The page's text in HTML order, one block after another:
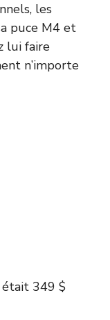
les
puce M4 et
lui faire
n’importe
était 349 $